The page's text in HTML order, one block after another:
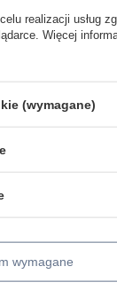
159,99 zł / szt.
realizacji usług
Więcej
(wymagane)
wymagane